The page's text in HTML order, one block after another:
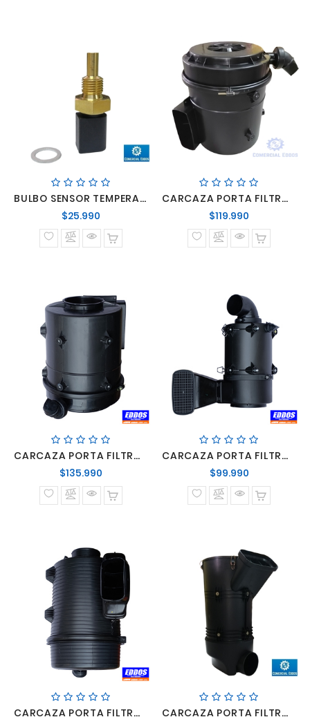
BULBO SENSOR TEMPERATURA AGUA OM904
$25.990
normal
CARCAZA PORTA FILTRO AIRE FORD CARGO
$119.990
normal
CARCAZA PORTA FILTRO AIRE FORD CARGO 1722/1723/1932/2422/2423
$135.990
normal
CARCAZA PORTA FILTRO AIRE FORD CARGO 712/814/815/915
$99.990Precio
normal
CARCAZA PORTA FILTRO AIRE FORD CARGO NUEVO 2019 CARCAZA PORTA FILTRO AIRE MAN TGX